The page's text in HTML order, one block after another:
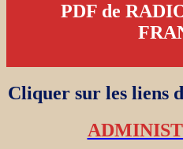
PDF de
Cliquer sur les liens